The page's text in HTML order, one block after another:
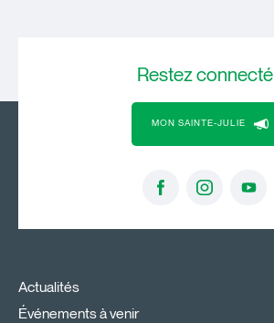
Restezconnecté
MON SAINTE-JULIE
Actualités
Événements à venir